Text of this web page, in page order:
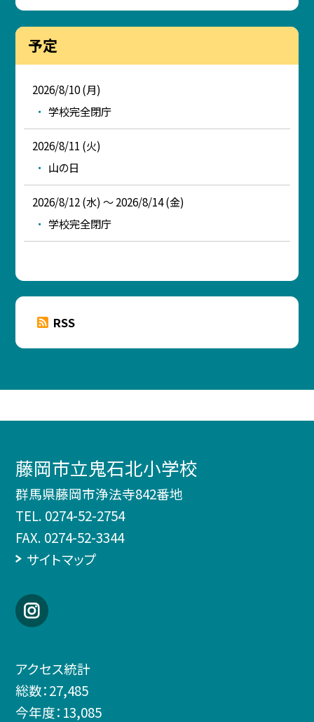
予定
2026/8/10 (月)
学校完全閉庁
2026/8/11 (火)
山の日
2026/8/12 (水) ～ 2026/8/14 (金)
学校完全閉庁
RSS
藤岡市立鬼石北小学校
群馬県藤岡市浄法寺842番地
TEL. 0274-52-2754
FAX. 0274-52-3344
サイトマップ
アクセス統計
総数：27,485
今年度： 13,085